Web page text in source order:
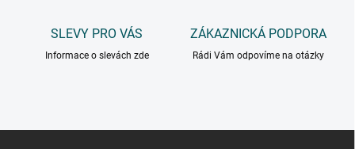
SLEVY PRO VÁS
Informace o slevách zde
ZÁKAZNICKÁ PODPORA
Rádi Vám odpovíme na otázky